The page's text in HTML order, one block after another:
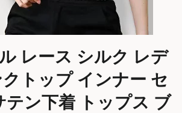
レース シルク レデ
トップ インナー セ
テン下着 トップス ブ